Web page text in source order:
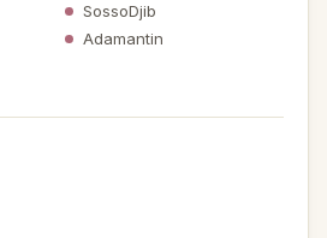
SossoDjib
Adamantin